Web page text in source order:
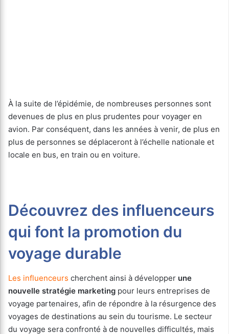
À la suite de l’épidémie, de nombreuses personnes sont
devenues de plus en plus prudentes pour voyager en
avion. Par conséquent, dans les années à venir, de plus en
plus de personnes se déplaceront à l’échelle nationale et
locale en bus, en train ou en voiture.
Découvrez des influenceurs
qui font la promotion du
voyage durable
Les influenceurs cherchent ainsi à développer une
nouvelle stratégie marketing pour leurs entreprises de
voyage partenaires, afin de répondre à la résurgence des
voyages de destinations au sein du tourisme. Le secteur
du voyage sera confronté à de nouvelles difficultés, mais